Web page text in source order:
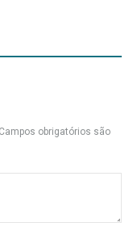
Campos obrigatórios são